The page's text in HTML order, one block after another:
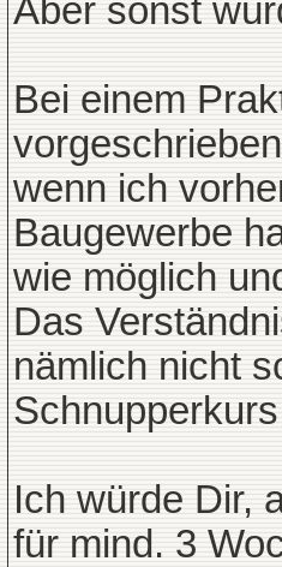
Aber sonst
Bei einem
wenn ich
Baugewerbe
wie möglich
Das
nämlich nicht
Ich würde Dir,
für mind. 3